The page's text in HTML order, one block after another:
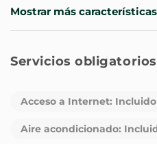
Mostrar más características
Servicios
Acceso a Internet: Incluido
Aire acondicionado: